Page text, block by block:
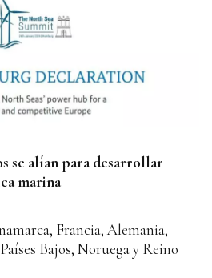
se alían para desarrollar
marina
Francia, Alemania,
Bajos, Noruega y Reino